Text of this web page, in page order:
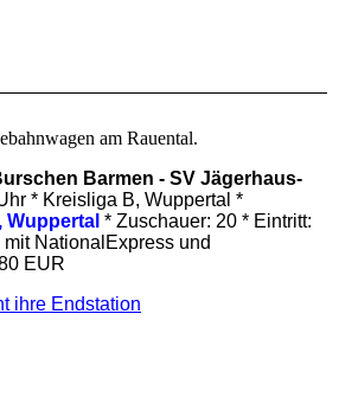
am Rauental.
Barmen - SV Jägerhaus-
* Kreisliga B, Wuppertal *
* Zuschauer: 20 * Eintritt:
NationalExpress und
EUR
ihre Endstation